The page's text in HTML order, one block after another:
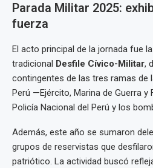
Parada Militar 2025:
fuerza
El acto principal de la jornada fue
tradicional Desfile Cívico-Militar,
contingentes de las tres ramas de
Perú —Ejército, Marina de Guerra
Policía Nacional del Perú y los
Además, este año se sumaron
grupos de reservistas que
patriótico. La actividad buscó